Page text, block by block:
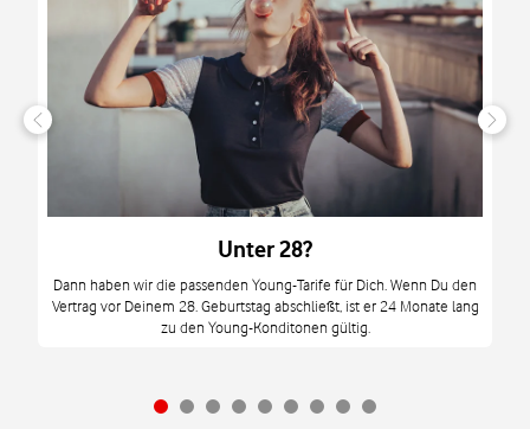
Unter 28?
Dann haben wir die passenden Young-Tarife für Dich. Wenn Du den
Vertrag vor Deinem 28. Geburtstag abschließt, ist er 24 Monate lang
zu den Young-Konditonen gültig.